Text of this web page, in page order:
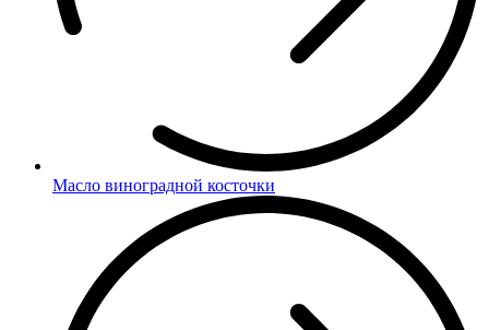
Масло виноградной косточки